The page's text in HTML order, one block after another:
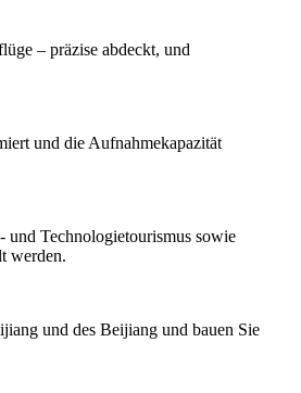
– präzise abdeckt, und
und die Aufnahmekapazität
und Technologietourismus sowie
werden.
und des Beijiang und bauen Sie